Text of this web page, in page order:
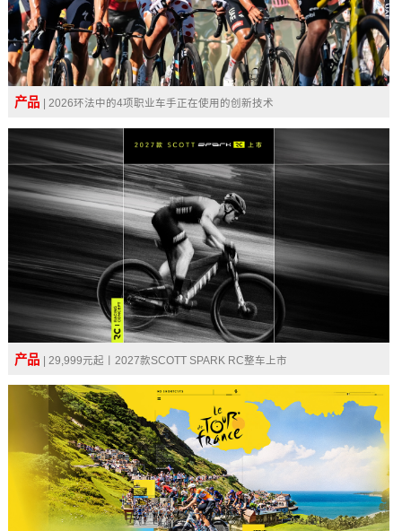
产品 | 2026环法中的4项职业车手正在使用的创新技术
产品 | 29,999元起丨2027款SCOTT SPARK RC整车上市